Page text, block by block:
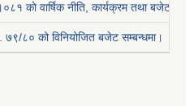
काे वार्षिक नीति, कार्यक्रम तथा बजेट
८० को विनियोजित बजेट सम्बन्धमा।